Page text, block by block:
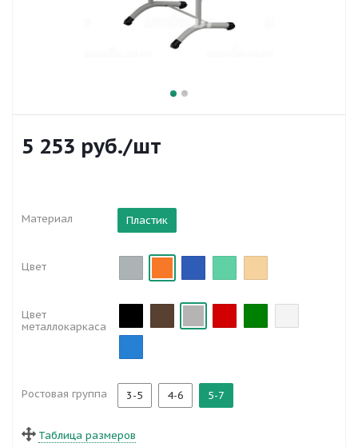
5 253 руб./шт
Материал Пластик
Цвет
Цвет
металлокаркаса
Ростовая группа 3-5 4-6 5-7
Таблица размеров